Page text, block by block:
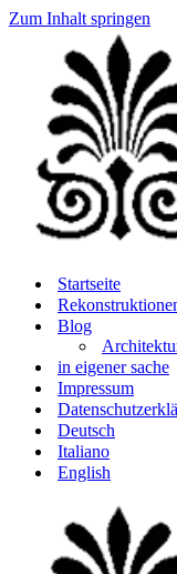
Zum Inhalt springen
Startseite
Blog
in eigener sache
Impressum
Deutsch
Italiano
English